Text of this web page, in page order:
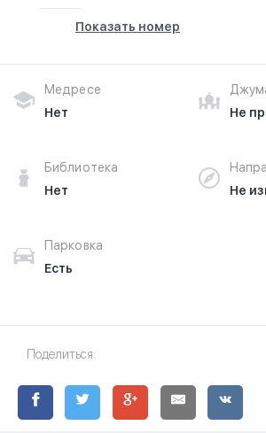
masjid and community center.
Ваше духовное путешествие
Показать номер
Медресе
Нет
Не
Библиотека
Нет
Не
Парковка
Есть
Поделиться: